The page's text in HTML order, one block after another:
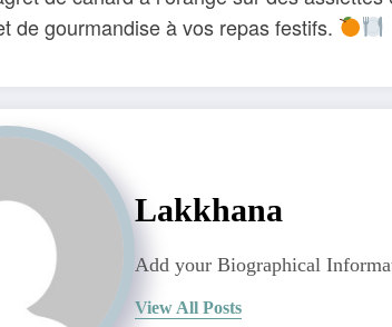
de gourmandise à vos repas festifs.
Lakkhana
Add your Biographical
View All Posts